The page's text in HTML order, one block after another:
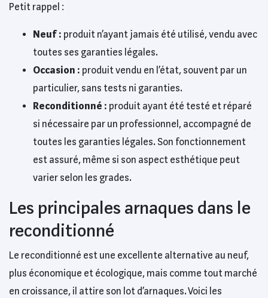
Petit rappel :
Neuf : produit n’ayant jamais été utilisé, vendu avec
toutes ses garanties légales.
Occasion : produit vendu en l’état, souvent par un
particulier, sans tests ni garanties.
Reconditionné : produit ayant été testé et réparé
si nécessaire par un professionnel, accompagné de
toutes les garanties légales. Son fonctionnement
est assuré, même si son aspect esthétique peut
varier selon les grades.
Les principales arnaques dans le
reconditionné
Le reconditionné est une excellente alternative au neuf,
plus économique et écologique, mais comme tout marché
en croissance, il attire son lot d’arnaques. Voici les